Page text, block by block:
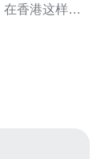
香港这样竞